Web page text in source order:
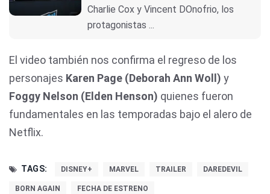
Charlie Cox y Vincent DOnofrio, los
protagonistas ...
El video también nos confirma el regreso de los
personajes Karen Page (Deborah Ann Woll) y
Foggy Nelson (Elden Henson) quienes fueron
fundamentales en las temporadas bajo el alero de
Netflix.
TAGS: DISNEY+ MARVEL TRAILER DAREDEVIL
BORN AGAIN FECHA DE ESTRENO